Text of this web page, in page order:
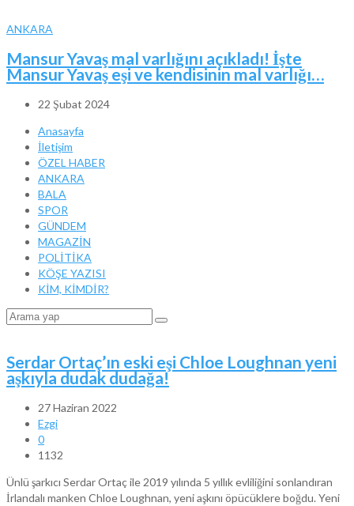
ANKARA
Mansur Yavaş mal varlığını açıkladı! İşte
Mansur Yavaş eşi ve kendisinin mal varlığı…
22 Şubat 2024
Anasayfa
İletişim
ÖZEL HABER
ANKARA
BALA
SPOR
GÜNDEM
MAGAZİN
POLİTİKA
KÖŞE YAZISI
KİM, KİMDİR?
Serdar Ortaç’ın eski eşi Chloe Loughnan yeni
aşkıyla dudak dudağa!
27 Haziran 2022
Ezgi
0
1132
Ünlü şarkıcı Serdar Ortaç ile 2019 yılında 5 yıllık evliliğini sonlandıran
İrlandalı manken Chloe Loughnan, yeni aşkını öpücüklere boğdu. Yeni